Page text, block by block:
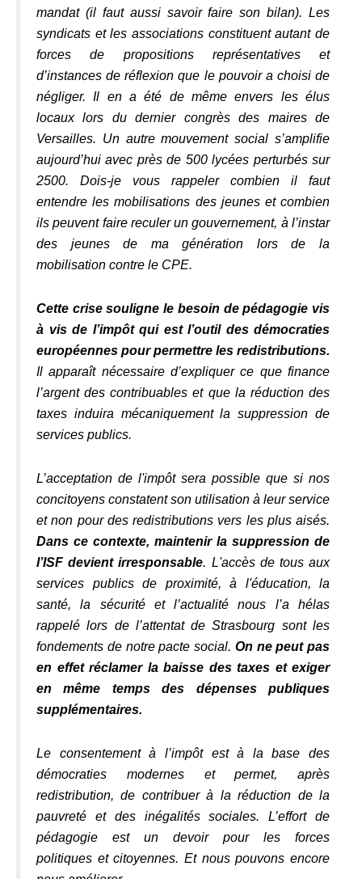
mandat (il faut aussi savoir faire son bilan). Les
syndicats et les associations constituent autant de
forces de propositions représentatives et
d’instances de réflexion que le pouvoir a choisi de
négliger. Il en a été de même envers les élus
locaux lors du dernier congrès des maires de
Versailles. Un autre mouvement social s’amplifie
aujourd’hui avec près de 500 lycées perturbés sur
2500. Dois-je vous rappeler combien il faut
entendre les mobilisations des jeunes et combien
ils peuvent faire reculer un gouvernement, à l’instar
des jeunes de ma génération lors de la
mobilisation contre le CPE.
Cette crise souligne le besoin de pédagogie vis
à vis de l’impôt qui est l’outil des démocraties
européennes pour permettre les redistributions.
Il apparaît nécessaire d’expliquer ce que finance
l’argent des contribuables et que la réduction des
taxes induira mécaniquement la suppression de
services publics.
L’acceptation de l'impôt sera possible que si nos
concitoyens constatent son utilisation à leur service
et non pour des redistributions vers les plus aisés.
Dans ce contexte, maintenir la suppression de
l’ISF devient irresponsable. L'accès de tous aux
services publics de proximité, à l'éducation, la
santé, la sécurité et l’actualité nous l’a hélas
rappelé lors de l’attentat de Strasbourg sont les
fondements de notre pacte social. On ne peut pas
en effet réclamer la baisse des taxes et exiger
en même temps des dépenses publiques
supplémentaires.
Le consentement à l’impôt est à la base des
démocraties modernes et permet, après
redistribution, de contribuer à la réduction de la
pauvreté et des inégalités sociales. L’effort de
pédagogie est un devoir pour les forces
politiques et citoyennes. Et nous pouvons encore